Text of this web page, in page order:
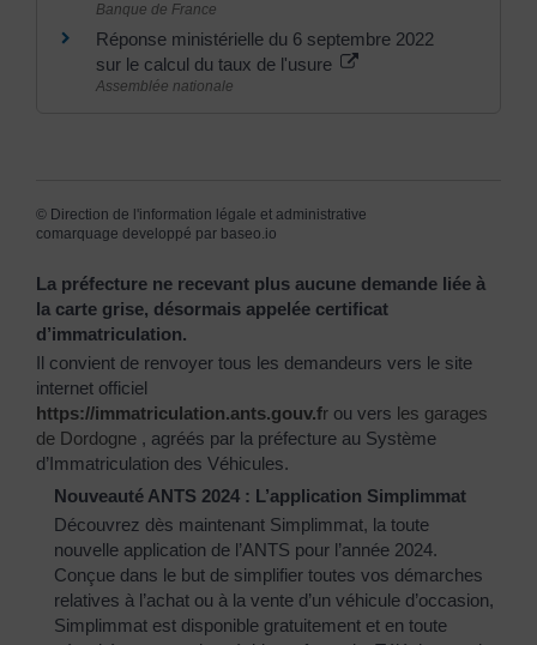
Banque de France
Réponse ministérielle du 6 septembre 2022
sur le calcul du taux de l'usure
Assemblée nationale
© Direction de l'information légale et administrative
comarquage developpé par baseo.io
La préfecture ne recevant plus aucune demande liée à
la carte grise, désormais appelée certificat
d’immatriculation.
Il convient de renvoyer tous les demandeurs vers le site
internet officiel
https://immatriculation.ants.gouv.fr ou vers les garages
de Dordogne , agréés par la préfecture au Système
d’Immatriculation des Véhicules.
Nouveauté ANTS 2024 : L’application Simplimmat
Découvrez dès maintenant Simplimmat, la toute
nouvelle application de l’ANTS pour l’année 2024.
Conçue dans le but de simplifier toutes vos démarches
relatives à l’achat ou à la vente d’un véhicule d’occasion,
Simplimmat est disponible gratuitement et en toute